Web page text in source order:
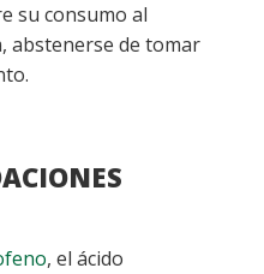
su consumo al
abstenerse de tomar
, el ácido